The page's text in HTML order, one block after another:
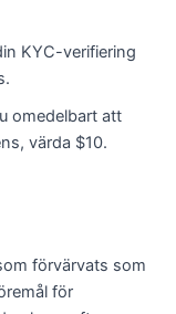
KYC-verifiering
omedelbart att
värda $10.
förvärvats som
för